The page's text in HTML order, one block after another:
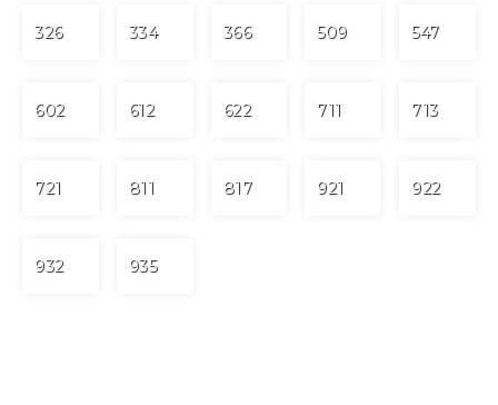
326 334 366 509 547
602 612 622 711 713
721 811 817 921 922
932 935